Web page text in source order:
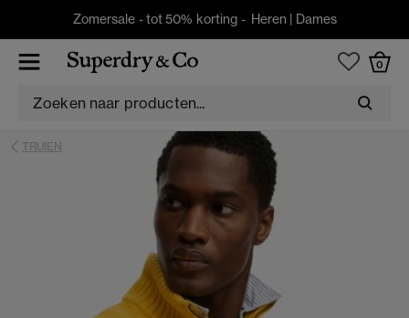
Zomersale - tot 50% korting - Heren | Dames
0
TRUIEN